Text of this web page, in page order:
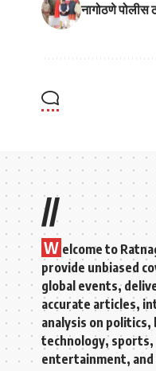
नागोठणे पोलीस
//
W elcome to
provide unbiased
global events,
accurate articles,
analysis on politics,
technology, sports,
entertainment, and